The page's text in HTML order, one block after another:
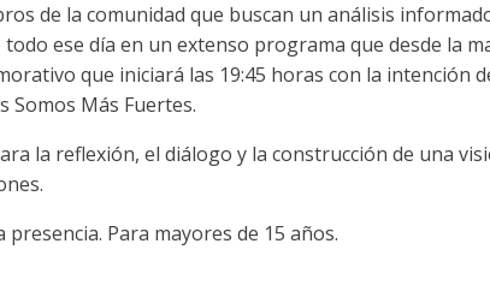
de la comunidad que buscan un análisis
ese día en un extenso programa que desde la
que iniciará las 19:45 horas con la intención
Somos Más Fuertes.
la reflexión, el diálogo y la construcción de una
Para mayores de 15 años.